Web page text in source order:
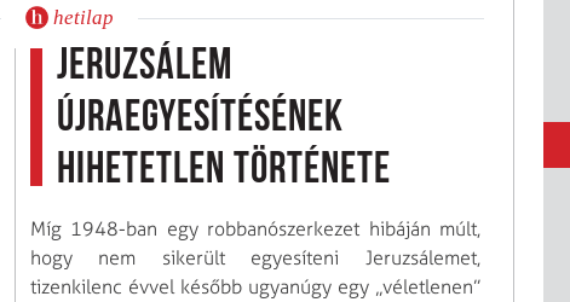
hetilap
Jeruzsálem
újraegyesítésének
hihetetlen története
Míg 1948-ban egy robbanószerkezet hibáján múlt,
hogy nem sikerült egyesíteni Jeruzsálemet,
tizenkilenc évvel később ugyanúgy egy „véletlenen”